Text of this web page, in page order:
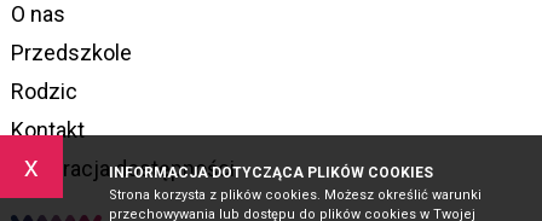
x INFORMACJA DOTYCZĄCA PLIKÓW COOKIES
Strona korzysta z plików cookies. Możesz określić warunki
przechowywania lub dostępu do plików cookies w Twojej
O nas
Przedszkole
Rodzic
Kontakt
Deklaracja dostępności